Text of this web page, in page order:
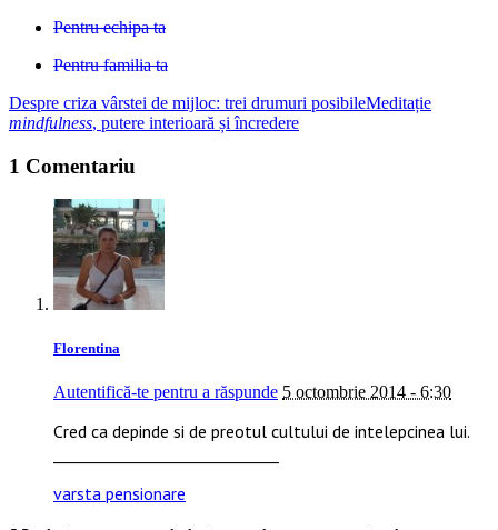
Pentru echipa ta
Pentru familia ta
Despre criza vârstei de mijloc: trei drumuri posibileMeditație
mindfulness, putere interioară și încredere
1 Comentariu
Florentina
Autentifică-te pentru a răspunde 5 octombrie 2014 - 6:30
Cred ca depinde si de preotul cultului de intelepcinea lui.
varsta pensionare